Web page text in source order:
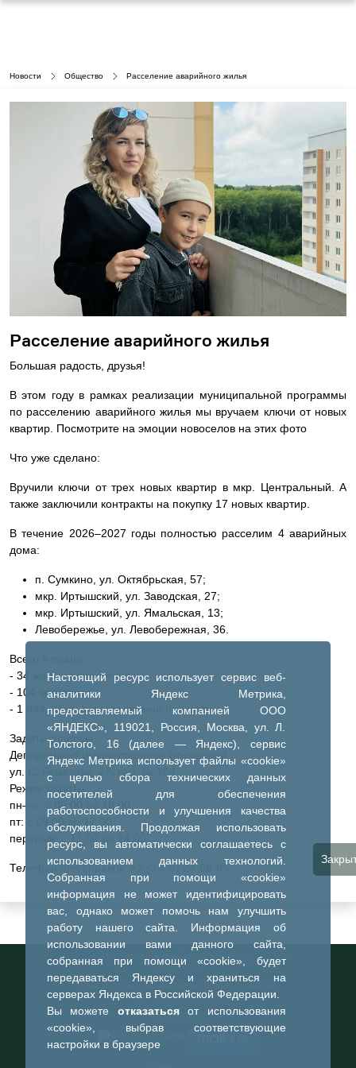
Настоящий ресурс использует сервис веб-
аналитики Яндекс Метрика,
предоставляемый компанией ООО
«ЯНДЕКС», 119021, Россия, Москва, ул. Л.
Толстого, 16 (далее — Яндекс), сервис
Яндекс Метрика использует файлы «cookie»
с целью сбора технических данных
посетителей для обеспечения
работоспособности и улучшения качества
обслуживания. Продолжая использовать
ресурс, вы автоматически соглашаетесь с
использованием данных технологий.
Собранная при помощи «cookie»
информация не может идентифицировать
вас, однако может помочь нам улучшить
работу нашего сайта. Информация об
использовании вами данного сайта,
собранная при помощи «cookie», будет
передаваться Яндексу и храниться на
серверах Яндекса в Российской Федерации.
Вы можете отказатьсяот использования
«cookie», выбрав соответствующие
настройки в браузере
Новости Общество Расселение аварийного жилья
Расселение аварийного жилья
Большая радость, друзья!
В этом году в рамках реализации муниципальной программы
по расселению аварийного жилья мы вручаем ключи от новых
квартир. Посмотрите на эмоции новоселов на этих фото
Что уже сделано:
Вручили ключи от трех новых квартир в мкр. Центральный. А
также заключили контракты на покупку 17 новых квартир.
В течение 2026–2027 годы полностью расселим 4 аварийных
дома:
п. Сумкино, ул. Октябрьская, 57;
мкр. Иртышский, ул. Заводская, 27;
мкр. Иртышский, ул. Ямальская, 13;
Левобережье, ул. Левобережная, 36.
Всего в плане:
- 34 жилых помещения;
- 104 человека;
- 1 944,40 кв. м расселяемой площади.
Задать вопросы:
Департамент имущественных отношений:
ул. С. Ремезова, 27, каб. № 104.
Режим работы:
пн–чт: с 09:00 до 18:00
пт: с 09:00 до 17:00
перерыв: с 13:00 до 14:00
Телефон для справок: +7 (3456) 24-68-85
Информационный портал города
Тобольска
При использовании материалов ссылка на
портал обязательна
©2023-2026